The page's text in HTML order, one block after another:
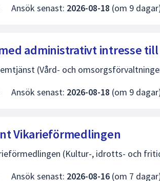
Ansök senast: 2026-08-18 (om 9
administrativt intresse
(Vård- och
Ansök senast: 2026-08-18 (om 9
Vikarieförmedlingen
(Kultur-, idrotts- och
Ansök senast: 2026-08-16 (om 7